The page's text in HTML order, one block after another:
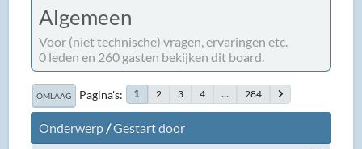
Algemeen
Voor (niet technische) vragen, ervaringen etc.
0 leden en 260 gasten bekijken dit board.
OMLAAG Pagina's 1 2 3 4 ... 284
Onderwerp/Gestart door